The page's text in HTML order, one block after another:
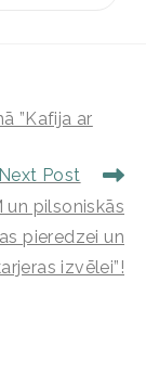
”Kafija ar
Next Post
un pilsoniskās
pieredzei un
izvēlei”!